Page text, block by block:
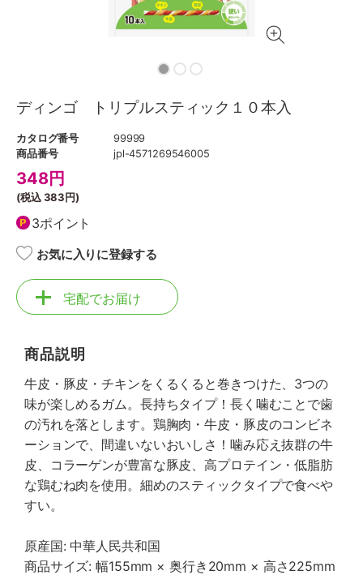
ディンゴ トリプルスティック１０本入
カタログ番号
99999
商品番号
jpl-4571269546005
348円
(税込383円)
3ポイント
お気に入りに登録する
宅配でお届け
商品説明
牛皮・豚皮・チキンをくるくると巻きつけた、3つの
味が楽しめるガム。長持ちタイプ！長く噛むことで歯
の汚れを落とします。鶏胸肉・牛皮・豚皮のコンビネ
ーションで、間違いないおいしさ！噛み応え抜群の牛
皮、コラーゲンが豊富な豚皮、高プロテイン・低脂肪
な鶏むね肉を使用。細めのスティックタイプで食べや
すい。
原産国: 中華人民共和国
商品サイズ: 幅155mm × 奥行き20mm × 高さ225mm